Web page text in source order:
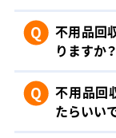
Q
不用品回
りますか？
Q
不用品回
たらいい